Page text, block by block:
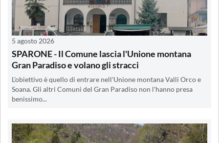
5 agosto 2026
SPARONE - Il Comune lascia l'Unione montana
Gran Paradiso e volano gli stracci
L'obiettivo è quello di entrare nell'Unione montana Valli Orco e
Soana. Gli altri Comuni del Gran Paradiso non l'hanno presa
benissimo...